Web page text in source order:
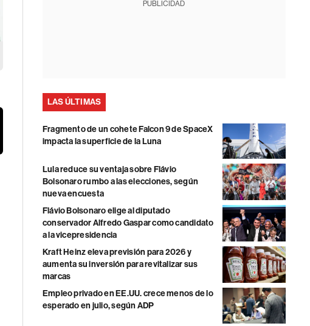
PUBLICIDAD
LAS ÚLTIMAS
Fragmento de un cohete Falcon 9 de SpaceX
impacta la superficie de la Luna
Lula reduce su ventaja sobre Flávio
Bolsonaro rumbo a las elecciones, según
nueva encuesta
Flávio Bolsonaro elige al diputado
conservador Alfredo Gaspar como candidato
a la vicepresidencia
Kraft Heinz eleva previsión para 2026 y
aumenta su inversión para revitalizar sus
marcas
Empleo privado en EE.UU. crece menos de lo
esperado en julio, según ADP